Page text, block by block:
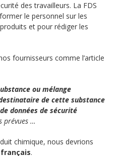
des travailleurs. La FDS
le personnel sur les
et pour rédiger les
fournisseurs comme l’article
ou mélange
de cette substance
données de sécurité
prévues …
chimique, nous devrions
français.